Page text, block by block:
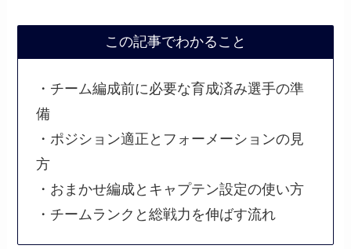
この記事でわかること
・チーム編成前に必要な育成済み選手の準
備
・ポジション適正とフォーメーションの見
方
・おまかせ編成とキャプテン設定の使い方
・チームランクと総戦力を伸ばす流れ